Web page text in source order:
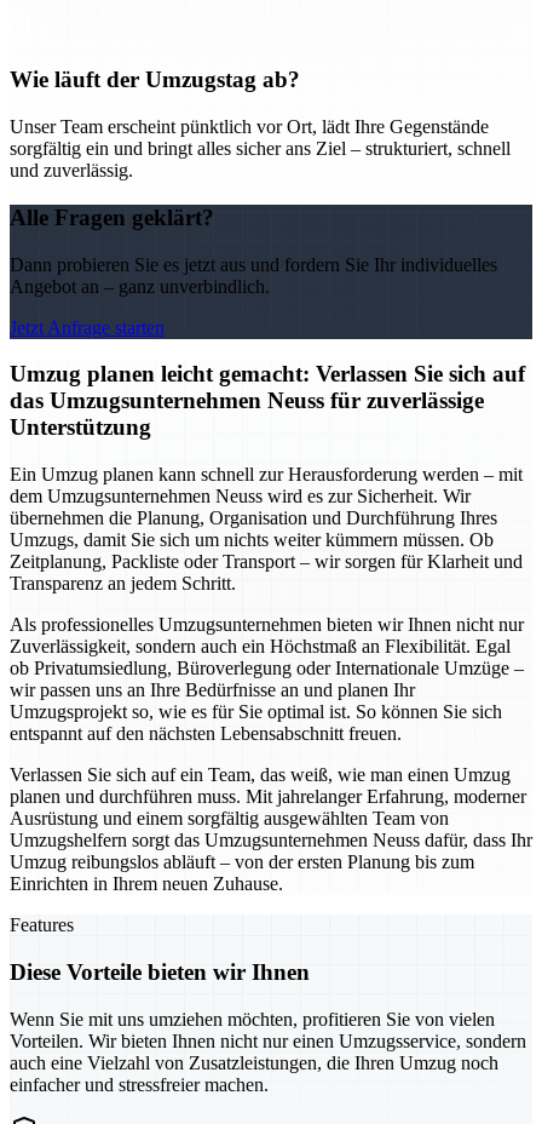
Wie läuft der Umzugstag ab?
Unser Team erscheint pünktlich vor Ort, lädt Ihre Gegenstände
sorgfältig ein und bringt alles sicher ans Ziel – strukturiert, schnell
und zuverlässig.
Alle Fragen geklärt?
Dann probieren Sie es jetzt aus und fordern Sie Ihr individuelles
Angebot an – ganz unverbindlich.
Jetzt Anfrage starten
Umzug planen leicht gemacht: Verlassen Sie sich auf
das Umzugsunternehmen Neuss für zuverlässige
Unterstützung
Ein Umzug planen kann schnell zur Herausforderung werden – mit
dem Umzugsunternehmen Neuss wird es zur Sicherheit. Wir
übernehmen die Planung, Organisation und Durchführung Ihres
Umzugs, damit Sie sich um nichts weiter kümmern müssen. Ob
Zeitplanung, Packliste oder Transport – wir sorgen für Klarheit und
Transparenz an jedem Schritt.
Als professionelles Umzugsunternehmen bieten wir Ihnen nicht nur
Zuverlässigkeit, sondern auch ein Höchstmaß an Flexibilität. Egal
ob Privatumsiedlung, Büroverlegung oder Internationale Umzüge –
wir passen uns an Ihre Bedürfnisse an und planen Ihr
Umzugsprojekt so, wie es für Sie optimal ist. So können Sie sich
entspannt auf den nächsten Lebensabschnitt freuen.
Verlassen Sie sich auf ein Team, das weiß, wie man einen Umzug
planen und durchführen muss. Mit jahrelanger Erfahrung, moderner
Ausrüstung und einem sorgfältig ausgewählten Team von
Umzugshelfern sorgt das Umzugsunternehmen Neuss dafür, dass Ihr
Umzug reibungslos abläuft – von der ersten Planung bis zum
Einrichten in Ihrem neuen Zuhause.
Features
Diese Vorteile bieten wir Ihnen
Wenn Sie mit uns umziehen möchten, profitieren Sie von vielen
Vorteilen. Wir bieten Ihnen nicht nur einen Umzugsservice, sondern
auch eine Vielzahl von Zusatzleistungen, die Ihren Umzug noch
einfacher und stressfreier machen.